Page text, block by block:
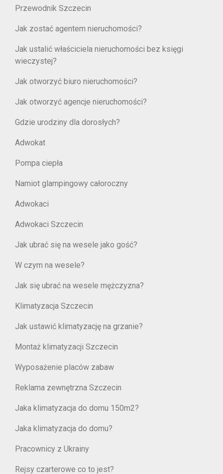
Przewodnik Szczecin
Jak zostać agentem nieruchomości?
Jak ustalić właściciela nieruchomości bez księgi
wieczystej?
Jak otworzyć biuro nieruchomości?
Jak otworzyć agencje nieruchomości?
Gdzie urodziny dla dorosłych?
Adwokat
Pompa ciepła
Namiot glampingowy całoroczny
Adwokaci
Adwokaci Szczecin
Jak ubrać się na wesele jako gość?
W czym na wesele?
Jak się ubrać na wesele mężczyzna?
Klimatyzacja Szczecin
Jak ustawić klimatyzację na grzanie?
Montaż klimatyzacji Szczecin
Wyposażenie placów zabaw
Reklama zewnętrzna Szczecin
Jaka klimatyzacja do domu 150m2?
Jaka klimatyzacja do domu?
Pracownicy z Ukrainy
Rejsy czarterowe co to jest?